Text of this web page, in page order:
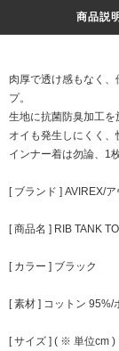
商品説明
肉厚で透け感もなく
プ。
生地に抗菌防臭加工
オイも発生しにくく、
インナー着は勿論、1
[ ブランド ] AVIREX/
[ 商品名 ] RIB TANK
[ カラー ] ブラック
[ 素材 ] コットン 95%/
[ サイズ ] ( ※ 単位cm )